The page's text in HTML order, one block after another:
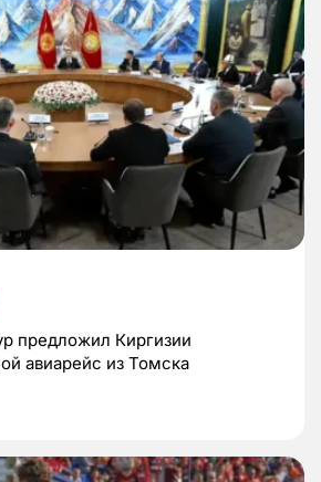
предложил Киргизии
авиарейс из Томска